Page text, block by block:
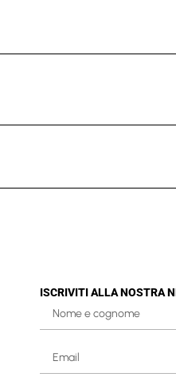
ISCRIVITI ALLA NOSTRA